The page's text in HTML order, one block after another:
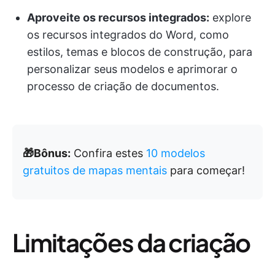
Aproveite os recursos integrados: explore
os recursos integrados do Word, como
estilos, temas e blocos de construção, para
personalizar seus modelos e aprimorar o
processo de criação de documentos.
🎁Bônus: Confira estes 10 modelos
gratuitos de mapas mentais para começar!
Limitações da criação